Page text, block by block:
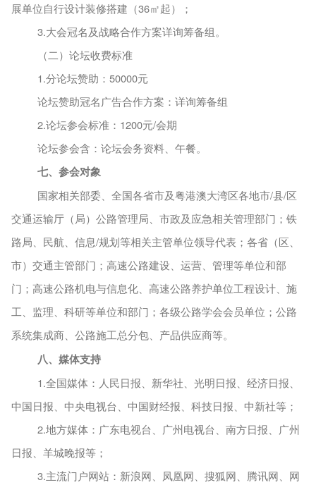
展单位自行设计装修搭建（36㎡起）；
3.大会冠名及战略合作方案详询筹备组。
（二）论坛收费标准
1.分论坛赞助 ：50000元
论坛赞助冠名广告合作方案：详询筹备组
2.论坛参会标准：1200元/会期
论坛参会含：论坛会务资料、午餐。
七、参会对象
国家相关部委、全国各省市及粤港澳大湾区各地市/县/区
交通运输厅（局） 公路管理局、市政及应急相关管理部门；铁
路局、民航、信息/规划等相关主管单位领导代表； 各省（区、
市）交通主管部门；高速公路建设、运营、管理等单位和部
门；高速公路机电与信息化、高速公路养护单位工程设计、施
工、监理、科研等单位和部门；各级公路学会会员单位；公路
系统集成商、公路施工总分包、产品供应商等。
八、媒体支持
1.全国媒体：人民日报、新华社、光明日报、经济日报、
中国日报、中央电视台、中国财经报、科技日报、中新社等；
2.地方媒体：广东电视台、广州电视台、南方日报、广州
日报、羊城晚报等；
3.主流门户网站：新浪网、凤凰网、搜狐网、腾讯网、网